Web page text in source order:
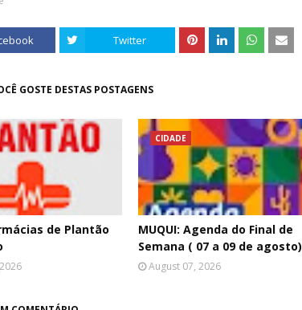
Twitter
GOSTE DESTAS POSTAGENS
de Plantão
CIDADE
MUQUI: Agenda do Final de
Semana ( 07 a 09 de agosto)
August 07, 2026